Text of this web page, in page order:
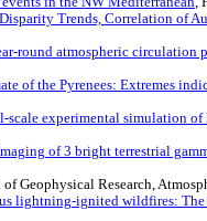
Trends, Correlation of
round atmospheric circulation
of the Pyrenees: Extremes
scale experimental simulation
of 3 bright terrestrial
Geophysical Research,
lightning-ignited wildfires: